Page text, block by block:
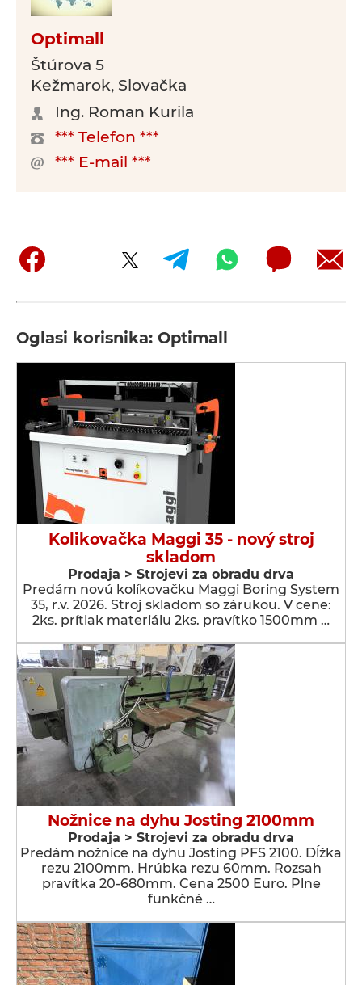
Optimall
Štúrova 5
Kežmarok, Slovačka
Ing. Roman Kurila
*** Telefon ***
*** E-mail ***
Oglasi korisnika: Optimall
Kolikovačka Maggi 35 - nový stroj
skladom
Prodaja > Strojevi za obradu drva
Predám novú kolíkovačku Maggi Boring System
35, r.v. 2026. Stroj skladom so zárukou. V cene:
2ks. prítlak materiálu 2ks. pravítko 1500mm …
Nožnice na dyhu Josting 2100mm
Prodaja > Strojevi za obradu drva
Predám nožnice na dyhu Josting PFS 2100. Dĺžka
rezu 2100mm. Hrúbka rezu 60mm. Rozsah
pravítka 20-680mm. Cena 2500 Euro. Plne
funkčné …